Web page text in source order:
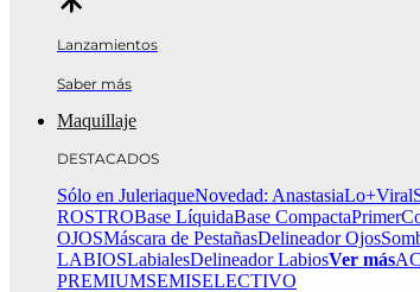
Lanzamientos
Saber más
Maquillaje
DESTACADOS
Sólo en JuleriaqueNovedad: AnastasiaLo+Viral
ROSTROBase LíquidaBase CompactaPrimer
OJOSMáscara de PestañasDelineador Ojos
LABIOSLabialesDelineador LabiosVer más
PREMIUMSEMISELECTIVO